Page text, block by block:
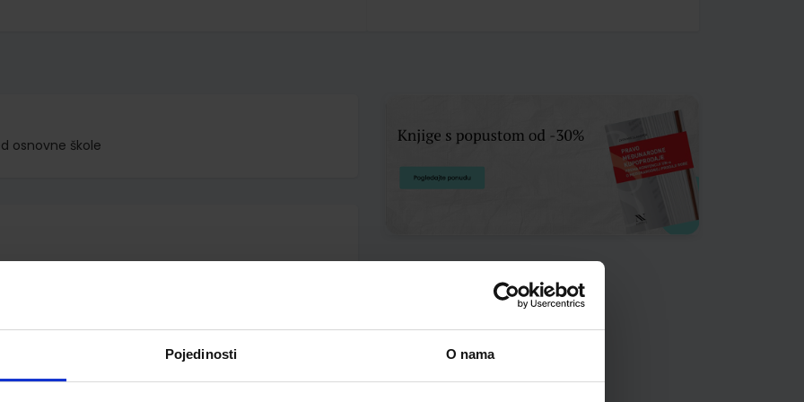
Pojedinosti O nama
osnovne škole
Miljenko Hajdarović Domagoj Švigir